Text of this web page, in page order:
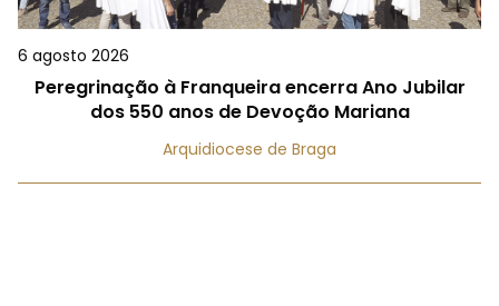
6 agosto 2026
Peregrinação à Franqueira encerra Ano Jubilar
dos 550 anos de Devoção Mariana
Arquidiocese de Braga